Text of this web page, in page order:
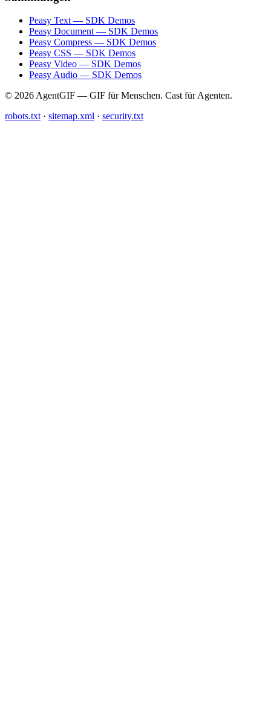
Peasy Text — SDK Demos
Peasy Document — SDK Demos
Peasy Compress — SDK Demos
Peasy CSS — SDK Demos
Peasy Video — SDK Demos
Peasy Audio — SDK Demos
© 2026 AgentGIF — GIF für Menschen. Cast für Agenten.
robots.txt · sitemap.xml · security.txt